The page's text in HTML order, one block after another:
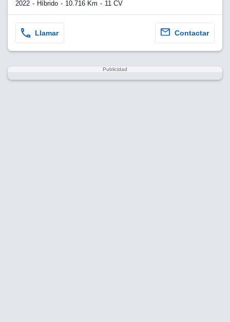
2022 Híbrido 10.716 Km 11 CV
Llamar Contactar